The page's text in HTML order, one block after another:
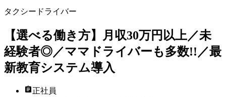
タクシードライバー
【選べる働き方】月収30万円以上／未
経験者◎／ママドライバーも多数!!／最
新教育システム導入
正社員